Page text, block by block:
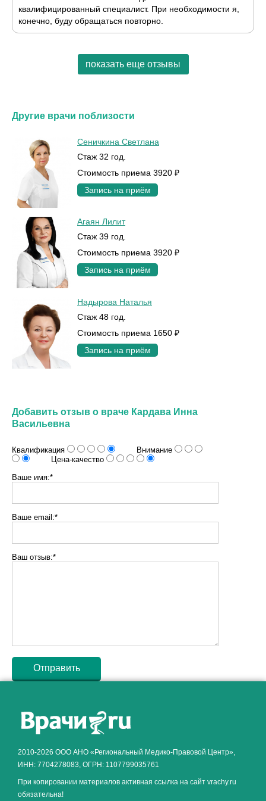
квалифицированный специалист. При необходимости я,
конечно, буду обращаться повторно.
показать еще отзывы
Другие врачи поблизости
Сеничкина Светлана
Стаж 32 год.
Стоимость приема 3920 ₽
Запись на приём
Агаян Лилит
Стаж 39 год.
Стоимость приема 3920 ₽
Запись на приём
Надырова Наталья
Стаж 48 год.
Стоимость приема 1650 ₽
Запись на приём
Добавить отзыв о враче Кардава Инна
Васильевна
Квалификация
Внимание
Цена-качество
Ваше имя:*
Ваше email:*
Ваш отзыв:*
2010-2026 ООО АНО «Региональный Медико-Правовой Центр»,
ИНН: 7704278083, ОГРН: 1107799035761
При копировании материалов активная ссылка на сайт vrachy.ru
обязательна!